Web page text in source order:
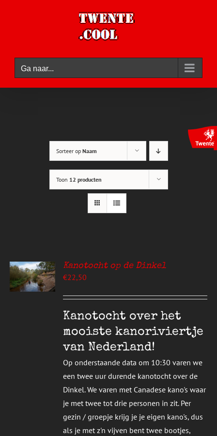
Ga naar...
Sorteer op Naam
Toon 12 producten
Kanotocht op de Dinkel
€22,50
Kanotocht over het
mooiste kanoriviertje
van Nederland!
Op onderstaande data om 10:30 varen we
een twee uur durende kanotocht over de
Dinkel. We varen met Canadese kano's waar
je met twee tot drie personen in zit. Per
gezin / groepje krijg je je eigen kano's, dus
als je met z'n vijven bent twee bootjes,